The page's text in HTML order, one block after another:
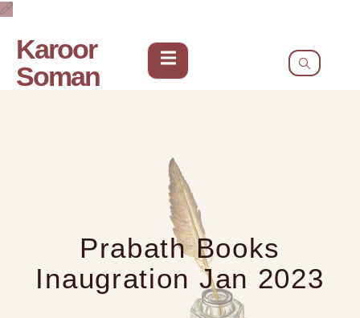
Karoor
Soman
Prabath Books
Inaugration Jan 2023